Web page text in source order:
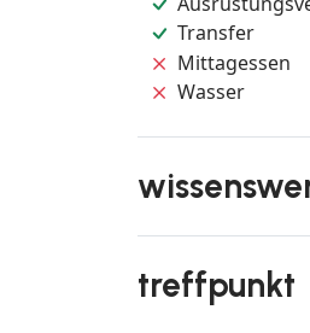
Transfer
Mittagessen
Wasser
treffpunkt